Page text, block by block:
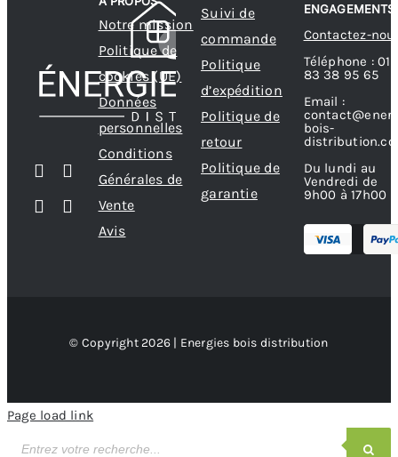
Notre mission
Politique de
cookies (UE)
Données
personnelles
Conditions
Générales de
Vente
Avis
Suivi de
commande
Politique
d’expédition
Politique de
retour
Politique de
garantie
ENGAGEMENTS
Contactez-
Téléphone : 01
83 38 95 65
Email :
bois-
Du lundi au
Vendredi de
9h00 à 17h00
© Copyright 2026 | Energies bois distribution
Page load link
de